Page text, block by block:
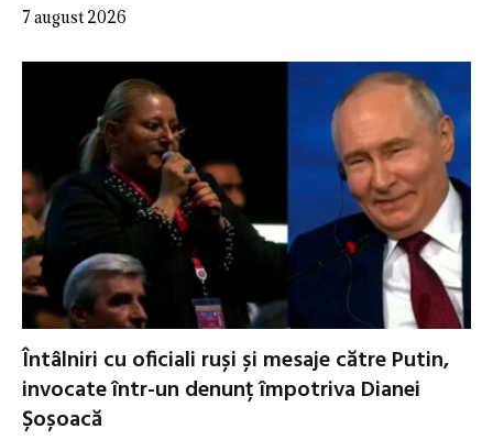
7 august 2026
Întâlniri cu oficiali ruși și mesaje către Putin,
invocate într-un denunț împotriva Dianei
Șoșoacă